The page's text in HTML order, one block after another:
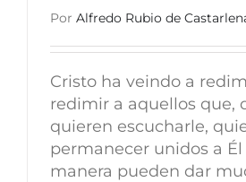
Por Alfredo Rubio de
Cristo ha veindo a
redimir a aquellos que,
quieren escucharle,
permanecer unidos a Él
manera pueden dar